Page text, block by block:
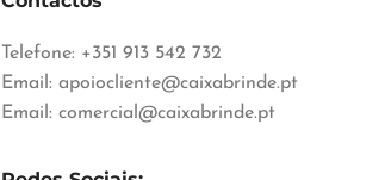
Telefone: +351 913 542 732
Email: apoiocliente@caixabrinde.pt
Email: comercial@caixabrinde.pt